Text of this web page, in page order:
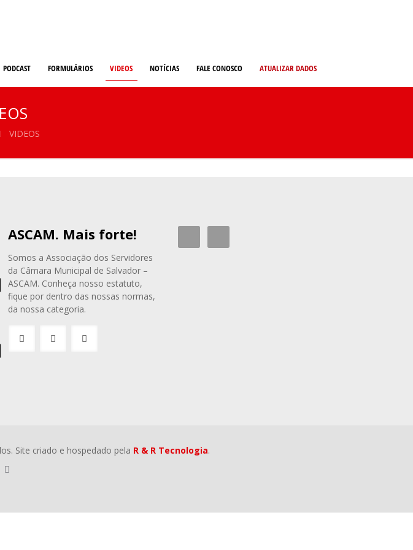
PODCAST FORMULÁRIOS VIDEOS NOTÍCIAS FALE CONOSCO ATUALIZAR DADOS
VIDEOS
ASCAM. Mais forte!
Somos a Associação dos Servidores
da Câmara Municipal de Salvador –
ASCAM. Conheça nosso estatuto,
fique por dentro das nossas normas,
da nossa categoria.
Site criado e hospedado pela R & R Tecnologia.